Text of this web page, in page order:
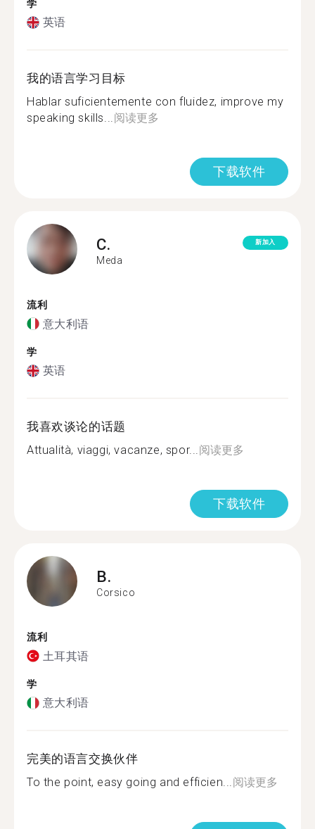
学
英语
我的语言学习目标
Hablar suficientemente con fluidez, improve my
speaking skills...阅读更多
下载软件
C.
Meda
新加入
流利
意大利语
学
英语
我喜欢谈论的话题
Attualità, viaggi, vacanze, spor...阅读更多
下载软件
B.
Corsico
流利
土耳其语
学
意大利语
完美的语言交换伙伴
To the point, easy going and efficien...阅读更多